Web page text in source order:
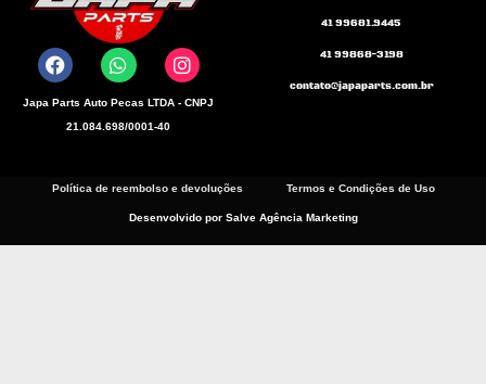
a
c
e
b
W
h
a
t
s
a
n
s
t
a
m
Japa Parts Auto Pecas LTDA - CNPJ
21.084.698/0001-40
41 99681.9445
41 99868-3198
contato@japaparts.com.br
Política de reembolso e devoluções Termos e Condições de Uso
Desenvolvido por Salve Agência Marketing